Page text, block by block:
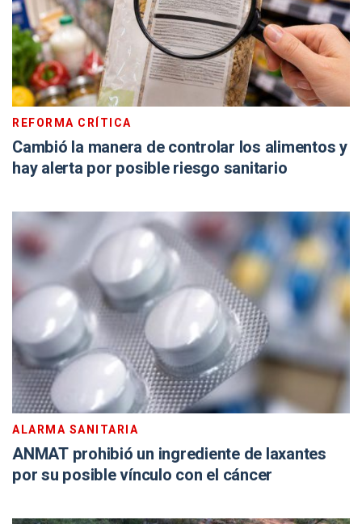
REFORMA CRÍTICA
Cambió la manera de controlar los alimentos y
hay alerta por posible riesgo sanitario
ALARMA SANITARIA
ANMAT prohibió un ingrediente de laxantes
por su posible vínculo con el cáncer